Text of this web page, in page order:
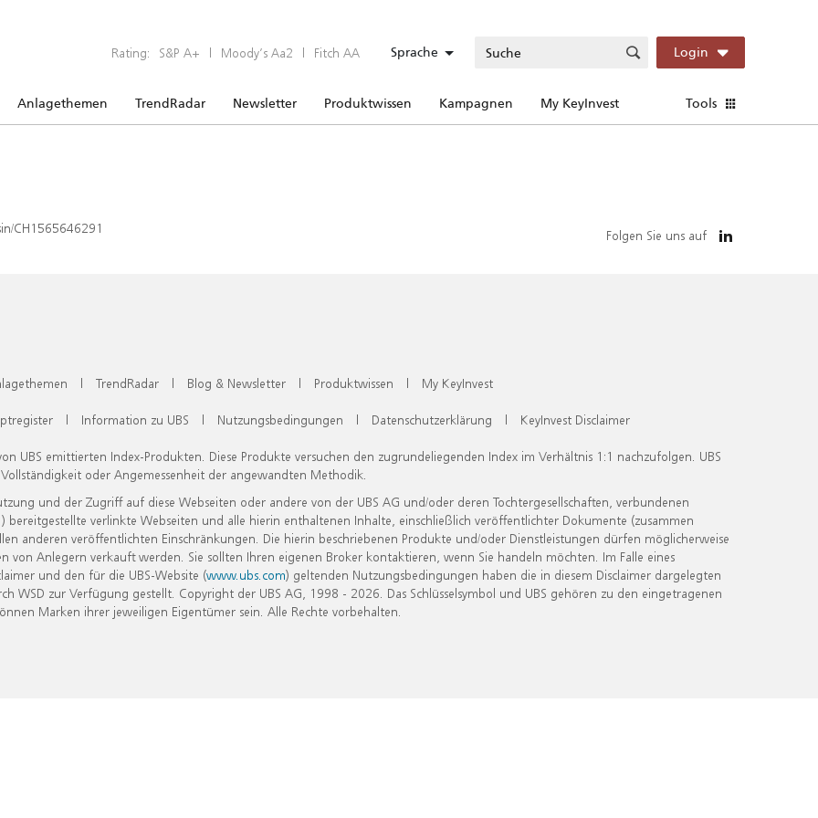
Rating: S&P A+ | Moody’s Aa2 | Fitch AA Sprache Login
Anlagethemen TrendRadar Newsletter Produktwissen Kampagnen My KeyInvest Tools
CH1565646291 Folgen Sie uns auf
| TrendRadar | Blog & Newsletter | Produktwissen | My KeyInvest
| Information zu UBS | Nutzungsbedingungen | Datenschutzerklärung | KeyInvest Disclaimer
UBS emittierten Index-Produkten. Diese Produkte versuchen den zugrundeliegenden Index im Verhältnis 1:1 nachzufolgen. UBS
oder Angemessenheit der angewandten Methodik.
und der Zugriff auf diese Webseiten oder andere von der UBS AG und/oder deren Tochtergesellschaften, verbundenen
verlinkte Webseiten und alle hierin enthaltenen Inhalte, einschließlich veröffentlichter Dokumente (zusammen
anderen veröffentlichten Einschränkungen. Die hierin beschriebenen Produkte und/oder Dienstleistungen dürfen möglicherweise
Anlegern verkauft werden. Sie sollten Ihren eigenen Broker kontaktieren, wenn Sie handeln möchten. Im Falle eines
und den für die UBS-Website (www.ubs.com) geltenden Nutzungsbedingungen haben die in diesem Disclaimer dargelegten
zur Verfügung gestellt. Copyright der UBS AG, 1998 - 2026. Das Schlüsselsymbol und UBS gehören zu den eingetragenen
Marken ihrer jeweiligen Eigentümer sein. Alle Rechte vorbehalten.